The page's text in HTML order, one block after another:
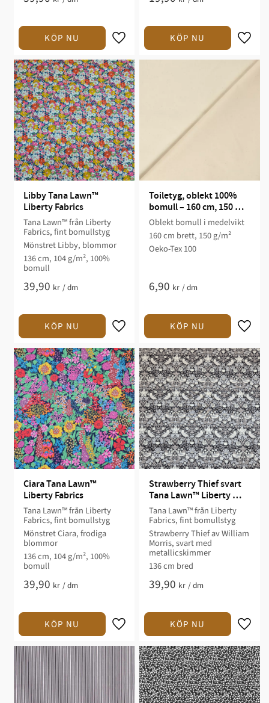
Libby Tana Lawn™
Liberty Fabrics
Tana Lawn™ från Liberty
Fabrics, fint bomullstyg
Mönstret Libby, blommor
136 cm, 104 g/m², 100%
bomull
39,90 kr /dm
Toiletyg, oblekt 100%
bomull – 160 cm, 150
g/m²
Oblekt bomull i medelvikt
160 cm brett, 150 g/m²
Oeko-Tex 100
6,90 kr /dm
Ciara Tana Lawn™
Liberty Fabrics
Tana Lawn™ från Liberty
Fabrics, fint bomullstyg
Mönstret Ciara, frodiga
blommor
136 cm, 104 g/m², 100%
bomull
39,90 kr /dm
Strawberry Thief svart
Tana Lawn™ Liberty
Fabrics
Tana Lawn™ från Liberty
Fabrics, fint bomullstyg
Strawberry Thief av William
Morris, svart med
metallicskimmer
136 cm bred
39,90 kr /dm